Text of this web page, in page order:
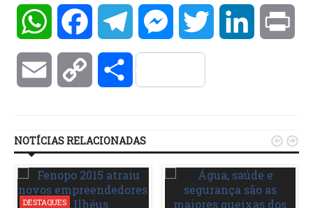
WhatsAppFacebookTelegramMessengerTwitter LinkedIn
Email Copy Compartilhar
NOTÍCIAS RELACIONADAS
DESTAQUES
 